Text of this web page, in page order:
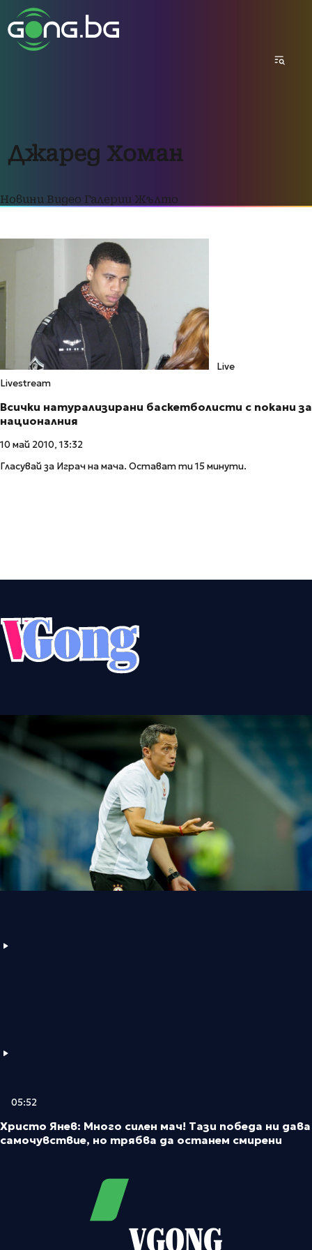
Джаред Хоман
Новини Видео Галерии Жълто
Live
Livestream
Всички натурализирани баскетболисти с покани за
националния
10 май 2010, 13:32
Гласувай за Играч на мача. Остават ти 15 минути.
05:52
Христо Янев: Много силен мач! Тази победа ни дава
самочувствие, но трябва да останем смирени
VGONG